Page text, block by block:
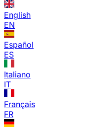
English
EN
Español
ES
Italiano
IT
Français
FR